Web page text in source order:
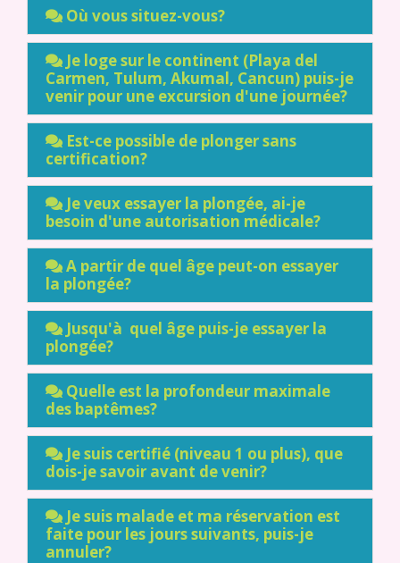
Où vous situez-vous?
Je loge sur le continent (Playa del
Carmen, Tulum, Akumal, Cancun) puis-je
venir pour une excursion d'une journée?
Est-ce possible de plonger sans
certification?
Je veux essayer la plongée, ai-je
besoin d'une autorisation médicale?
A partir de quel âge peut-on essayer
la plongée?
Jusqu'à quel âge puis-je essayer la
plongée?
Quelle est la profondeur maximale
des baptêmes?
Je suis certifié (niveau 1 ou plus), que
dois-je savoir avant de venir?
Je suis malade et ma réservation est
faite pour les jours suivants, puis-je
annuler?